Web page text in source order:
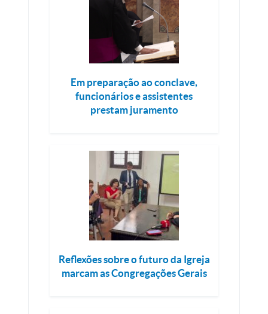
Em preparação ao conclave,
funcionários e assistentes
prestam juramento
Reflexões sobre o futuro da Igreja
marcam as Congregações Gerais